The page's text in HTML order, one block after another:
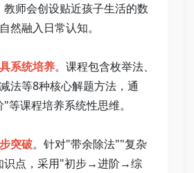
师会创设贴近孩子生活的数
然融入日常认知。
系统培养。课程包含枚举法、
法等8种核心解题方法，通
等课程培养系统性思维。
突破。针对"带余除法""复杂
识点，采用"初步→进阶→综